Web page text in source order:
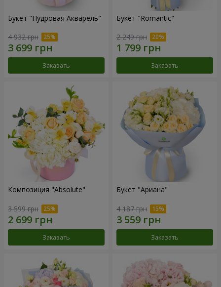
Букет "Пудровая Акварель"
4 932 грн
Заказать
Букет "Romantic"
2 249 грн
Заказать
Композиция "Absolute"
3 599 грн
Заказать
Букет "Ариана"
4 187 грн
Заказать